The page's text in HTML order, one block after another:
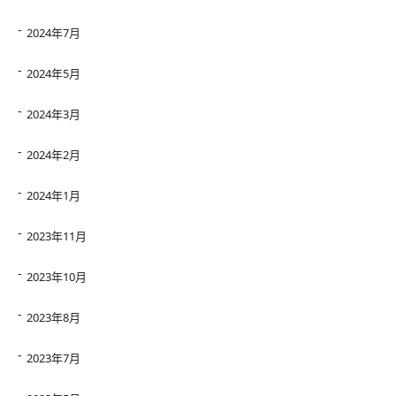
2024年7月
2024年5月
2024年3月
2024年2月
2024年1月
2023年11月
2023年10月
2023年8月
2023年7月